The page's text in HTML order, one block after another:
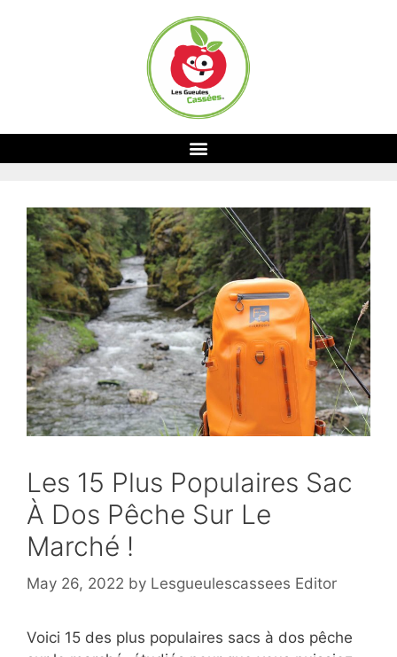
Les 15 Plus Populaires Sac
À Dos Pêche Sur Le
Marché !
May 26, 2022 by Lesgueulescassees Editor
Voici 15 des plus populaires sacs à dos pêche